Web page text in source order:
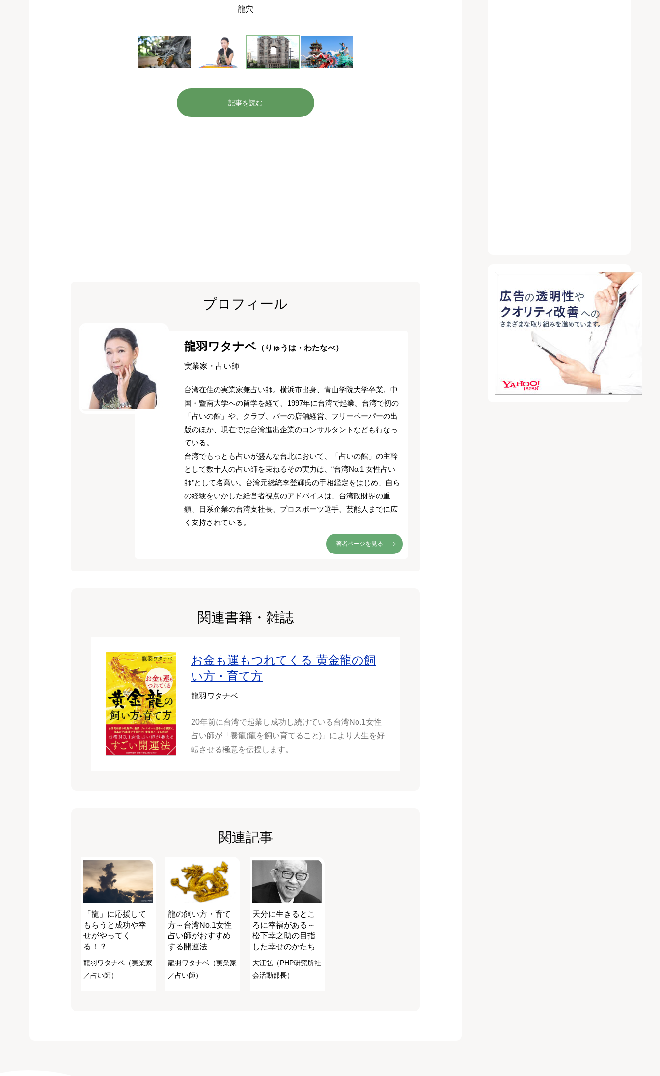
龍穴
記事を読む
プロフィール
龍羽ワタナベ （りゅうは・わたなべ）
実業家・占い師
台湾在住の実業家兼占い師。横浜市出身、青山学院大学卒業。中
国・暨南大学への留学を経て、1997年に台湾で起業。台湾で初の
「占いの館」や、クラブ、バーの店舗経営、フリーペーパーの出
版のほか、現在では台湾進出企業のコンサルタントなども行なっ
ている。
台湾でもっとも占いが盛んな台北において、「占いの館」の主幹
として数十人の占い師を束ねるその実力は、“台湾No.1 女性占い
師”として名高い。台湾元総統李登輝氏の手相鑑定をはじめ、自ら
の経験をいかした経営者視点のアドバイスは、台湾政財界の重
鎮、日系企業の台湾支社長、プロスポーツ選手、芸能人までに広
く支持されている。
著者ページを見る
関連書籍・雑誌
お金も運もつれてくる 黄金龍の飼
い方・育て方
龍羽ワタナベ
20年前に台湾で起業し成功し続けている台湾No.1女性
占い師が「養龍(龍を飼い育てること)」により人生を好
転させる極意を伝授します。
関連記事
「龍」に応援して
もらうと成功や幸
せがやってく
る！？
龍羽ワタナベ（実業家
／占い師）
龍の飼い方・育て
方～台湾No.1女性
占い師がおすすめ
する開運法
龍羽ワタナベ（実業家
／占い師）
天分に生きるとこ
ろに幸福がある～
松下幸之助の目指
した幸せのかたち
大江弘（PHP研究所社
会活動部長）